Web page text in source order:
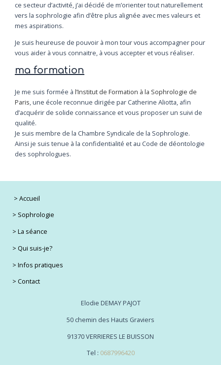
ce secteur d’activité, j’ai décidé de m’orienter tout naturellement
vers la sophrologie afin d’être plus alignée avec mes valeurs et
mes aspirations.
Je suis heureuse de pouvoir à mon tour vous accompagner pour
vous aider à vous connaitre, à vous accepter et vous réaliser.
ma formation
Je me suis formée à l’Institut de Formation à la Sophrologie de
Paris, une école reconnue dirigée par Catherine Aliotta, afin
d’acquérir de solide connaissance et vous proposer un suivi de
qualité.
Je suis membre de la Chambre Syndicale de la Sophrologie.
Ainsi je suis tenue à la confidentialité et au Code de déontologie
des sophrologues.
> Accueil
> Sophrologie
> La séance
> Qui suis-je?
> Infos pratiques
> Contact
Elodie DEMAY PAJOT
50 chemin des Hauts Graviers
91370 VERRIERES LE BUISSON
Tel : 0687996420